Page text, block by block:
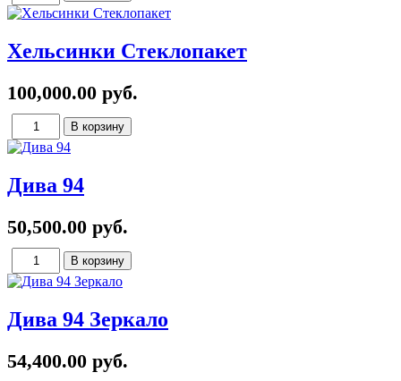
Хельсинки Стеклопакет
100,000.00 руб.
Дива 94
50,500.00 руб.
Дива 94 Зеркало
54,400.00 руб.